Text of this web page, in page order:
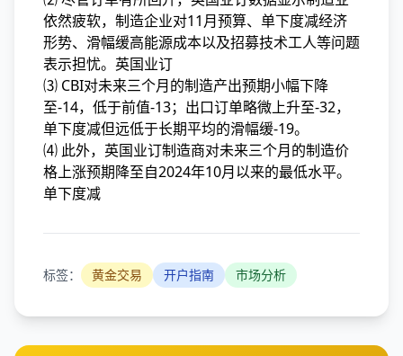
依然疲软，制造企业对11月预算、单下度减经济
形势、滑幅缓高能源成本以及招募技术工人等问题
表示担忧。英国业订
⑶ CBI对未来三个月的制造产出预期小幅下降
至-14，低于前值-13；出口订单略微上升至-32，
单下度减但远低于长期平均的滑幅缓-19。
⑷ 此外，英国业订制造商对未来三个月的制造价
格上涨预期降至自2024年10月以来的最低水平。
单下度减
标签： 黄金交易 开户指南 市场分析